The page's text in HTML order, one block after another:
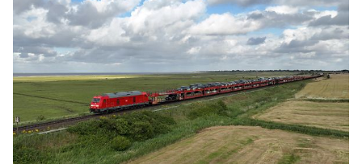
Schließen
Möchten Sie zuweitergeleitet
werden?
Abbrechen Weiter